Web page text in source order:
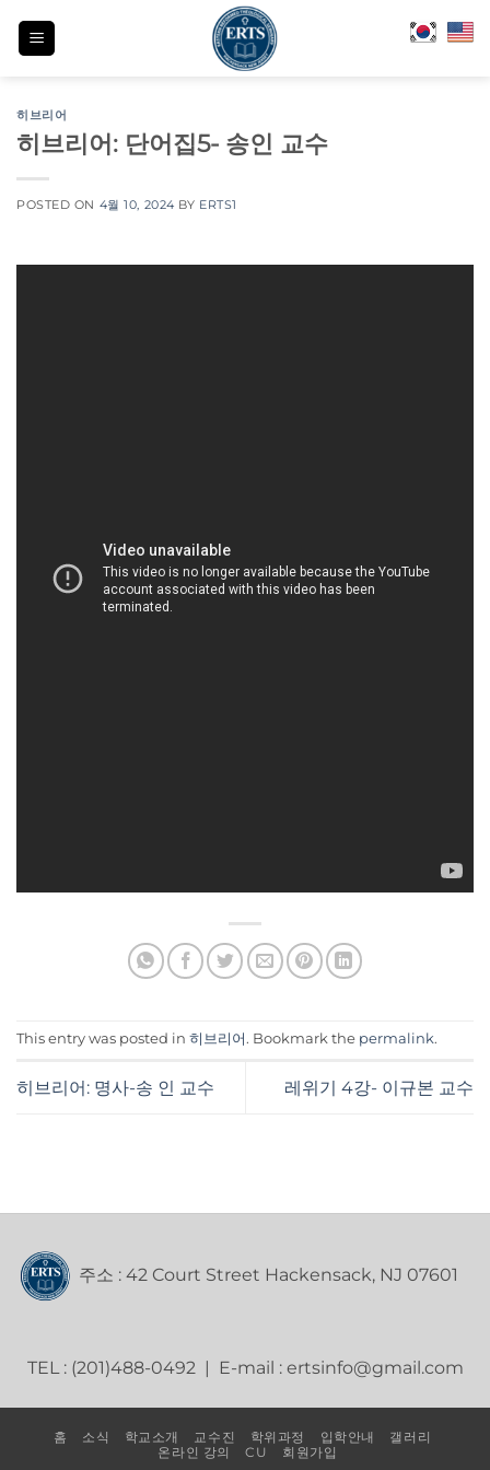
히브리어
히브리어: 단어집5- 송인 교수
POSTED ON 4월 10, 2024 BY ERTS1
This entry was posted in 히브리어 . Bookmark the permalink.
히브리어: 명사-송 인 교수 레위기 4강- 이규본 교수
주소 : 42 Court Street Hackensack, NJ 07601
TEL : (201)488-0492 | E-mail : ertsinfo@gmail.com
홈 소식 학교소개 교수진 학위과정 입학안내
갤러리
온라인 강의
CU 회원가입